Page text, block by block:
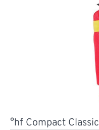
°hf Compact Classic